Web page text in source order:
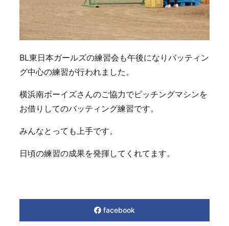
BL東日本ガールズの練習会も午後になりバッティン
グ中心の練習が行われました。
横浜南ボーイズさんのご協力でピッチングマシンを
お借りしてのバッティング練習です。
みんなとっても上手です。
日頃の練習の成果を発揮してくれてます。
facebook